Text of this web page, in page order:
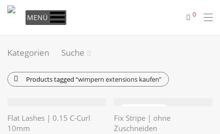
MENÜ 0
Kategorien Suche
Products tagged “wimpern extensions kaufen”
Flat Lashes | 0.15 C-Curl
10mm
Fix Stripe | ohne
Zuschneiden